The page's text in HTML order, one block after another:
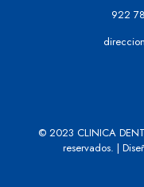
922
© 2023 CLINICA
reservados. |